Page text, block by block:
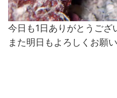
今日も1日ありがとうござ
また明日もよろしくお願